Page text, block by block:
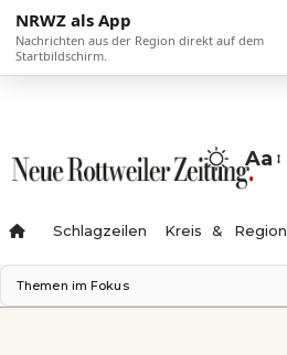
NRWZ als App
Nachrichten aus der Region direkt auf dem
Startbildschirm.
Aa
Schlagzeilen Kreis & Region
Themen im Fokus